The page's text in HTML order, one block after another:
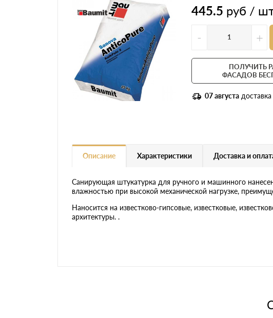
445.5 руб /
- +
ПОЛУЧИТЬ
ФАСАДОВ
07 августа
Описание Характеристики Доставка и
Санирующая штукатурка для ручного и машинного
влажностью при высокой механической нагрузке,
Наносится на известково-гипсовые, известковые,
архитектуры. .